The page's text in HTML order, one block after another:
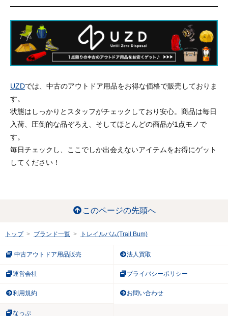
UZDでは、中古のアウトドア用品をお得な価格で販売しておりま
す。
状態はしっかりとスタッフがチェックしており安心。商品は毎日
入荷、圧倒的な品ぞろえ、そしてほとんどの商品が1点モノで
す。
毎日チェックし、ここでしか出会えないアイテムをお得にゲット
してください！
このページの先頭へ
トップ ブランド一覧 トレイルバム(Trail Bum)
中古アウトドア用品販売 法人買取
運営会社 プライバシーポリシー
利用規約 お問い合わせ
なっぷ